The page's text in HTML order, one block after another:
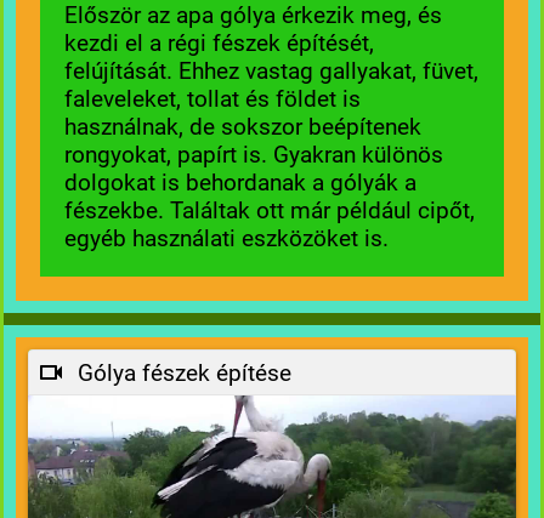
Először az apa gólya érkezik meg, és
kezdi el a régi fészek építését,
felújítását. Ehhez vastag gallyakat, füvet,
faleveleket, tollat és földet is
használnak, de sokszor beépítenek
rongyokat, papírt is. Gyakran különös
dolgokat is behordanak a gólyák a
fészekbe. Találtak ott már például cipőt,
egyéb használati eszközöket is.
Gólya fészek építése